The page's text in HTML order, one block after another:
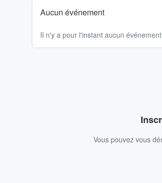
Aucun événement
Il n'y a pour l'instant aucun
Vous pouvez vous